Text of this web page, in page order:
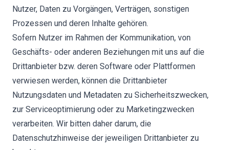
Nutzer, Daten zu Vorgängen, Verträgen, sonstigen
Prozessen und deren Inhalte gehören.
Sofern Nutzer im Rahmen der Kommunikation, von
Geschäfts- oder anderen Beziehungen mit uns auf die
Drittanbieter bzw. deren Software oder Plattformen
verwiesen werden, können die Drittanbieter
Nutzungsdaten und Metadaten zu Sicherheitszwecken,
zur Serviceoptimierung oder zu Marketingzwecken
verarbeiten. Wir bitten daher darum, die
Datenschutzhinweise der jeweiligen Drittanbieter zu